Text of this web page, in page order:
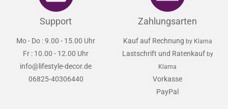
Support
Mo - Do : 9.00 - 15.00 Uhr
Fr : 10.00 - 12.00 Uhr
info@lifestyle-decor.de
06825-40306440
Zahlungsarten
Kauf auf Rechnung by Klarna
Lastschrift und Ratenkauf by
Klarna
Vorkasse
PayPal